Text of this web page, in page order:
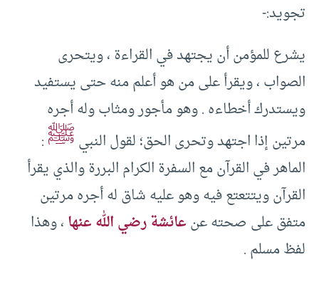
تجويد:-
يشرع للمؤمن أن يجتهد في القراءة ، ويتحرى
الصواب ، ويقرأ على من هو أعلم منه حتى يستفيد
ويستدرك أخطاءه . وهو مأجور ومثاب وله أجره
مرتين إذا اجتهد وتحرى الحق؛ لقول النبيﷺ:
الماهر في القرآن مع السفرة الكرام البررة والذي يقرأ
القرآن ويتتعتع فيه وهو عليه شاق له أجره مرتين
متفق على صحته عنعائشة رضي الله عنها، وهذا
لفظ مسلم .